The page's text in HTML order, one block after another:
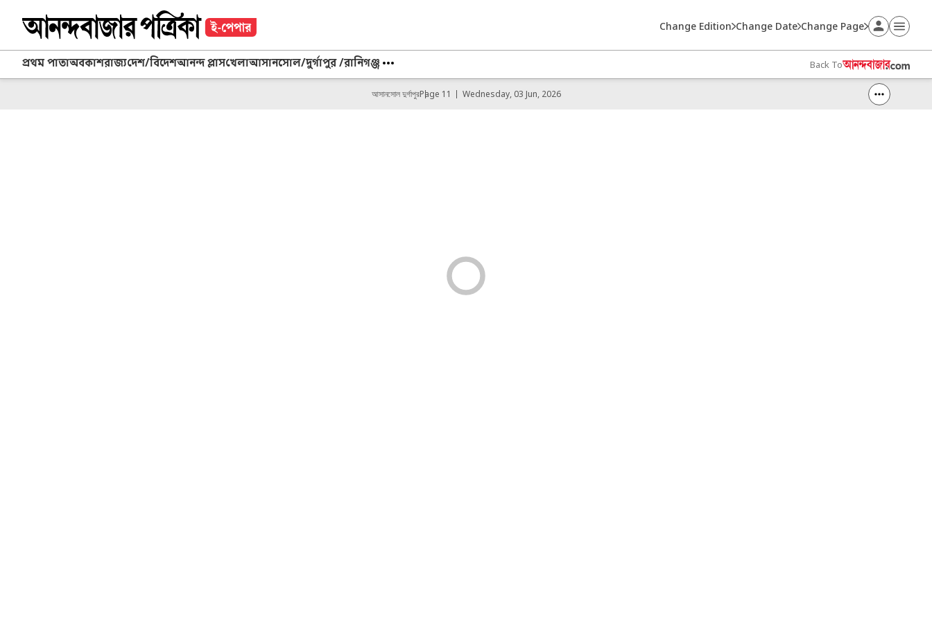
Change Edition Change Date Change Page
প্রথম পাতাঅবকাশরাজ্যদেশ/বিদেশআনন্দ প্লাসখেলাআসানসোল/দুর্গাপুর /রানিগঞ্জ Back To
আসানসোল দুর্গাপুরPage 11 Wednesday, 03 Jun, 2026